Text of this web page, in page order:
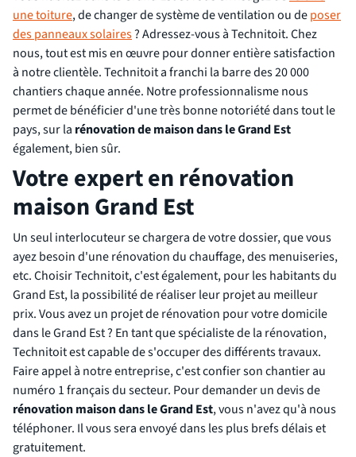
une toiture, de changer de système de ventilation ou deposer
des panneaux solaires? Adressez-vous à Technitoit. Chez
nous, tout est mis en œuvre pour donner entière satisfaction
à notre clientèle. Technitoit a franchi la barre des 20 000
chantiers chaque année. Notre professionnalisme nous
permet de bénéficier d'une très bonne notoriété dans tout le
pays, sur la rénovation de maison dans le Grand Est
également, bien sûr.
Votre expert en rénovation
maison Grand Est
Un seul interlocuteur se chargera de votre dossier, que vous
ayez besoin d'une rénovation du chauffage, des menuiseries,
etc. Choisir Technitoit, c'est également, pour les habitants du
Grand Est, la possibilité de réaliser leur projet au meilleur
prix. Vous avez un projet de rénovation pour votre domicile
dans le Grand Est ? En tant que spécialiste de la rénovation,
Technitoit est capable de s'occuper des différents travaux.
Faire appel à notre entreprise, c'est confier son chantier au
numéro 1 français du secteur. Pour demander un devis de
rénovation maison dans le Grand Est, vous n'avez qu'à nous
téléphoner. Il vous sera envoyé dans les plus brefs délais et
gratuitement.